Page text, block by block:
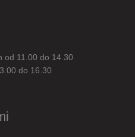
od 11.00 do 14.30
do 16.30